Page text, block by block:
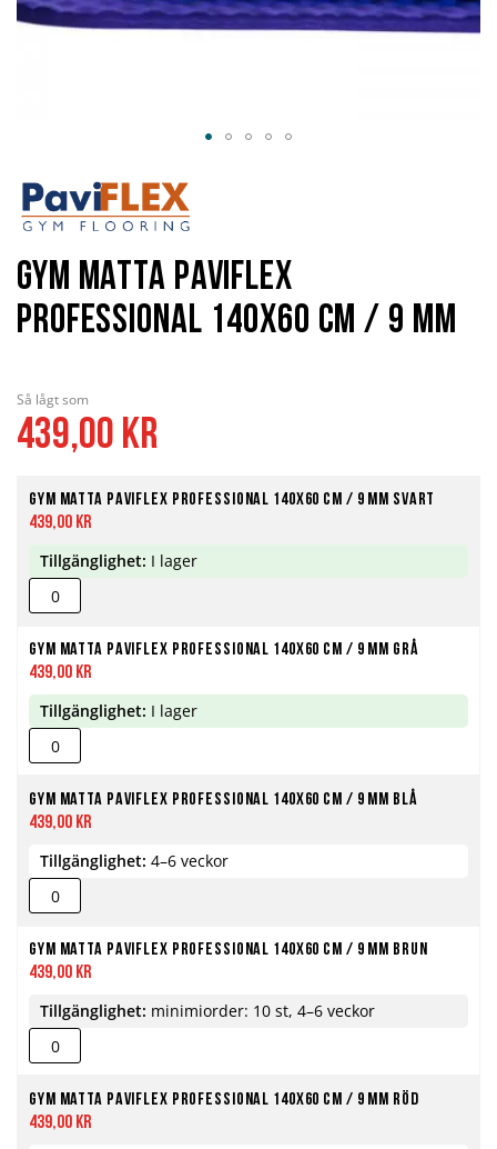
Så lågt som
439,00 kr
Gym matta PaviFlex Professional 140x60 cm / 9 mm svart
439,00 kr
Tillgänglighet: I lager
Gym matta PaviFlex Professional 140x60 cm / 9 mm grå
439,00 kr
Tillgänglighet: I lager
Gym matta PaviFlex Professional 140x60 cm / 9 mm blå
439,00 kr
Tillgänglighet: 4–6 veckor
Gym matta PaviFlex Professional 140x60 cm / 9 mm brun
439,00 kr
Tillgänglighet: minimiorder: 10 st, 4–6 veckor
Gym matta PaviFlex Professional 140x60 cm / 9 mm röd
439,00 kr
Gym matta PaviFlex
Professional 140x60 cm / 9 mm
till
början
av
bildgalleriet